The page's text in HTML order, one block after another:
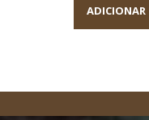
ADICIONAR